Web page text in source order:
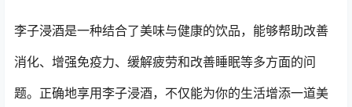
李子浸酒是一种结合了美味与健康的饮品，能够帮助改善
消化、增强免疫力、缓解疲劳和改善睡眠等多方面的问
题。正确地享用李子浸酒，不仅能为你的生活增添一道美